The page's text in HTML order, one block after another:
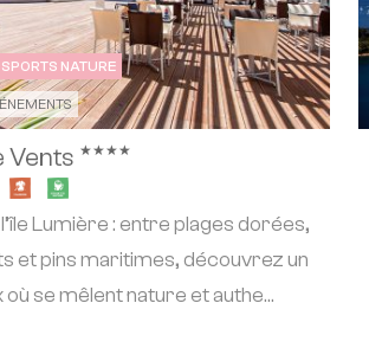
NATURE
Vents ★★★★
Lumière : entre plages dorées,
et pins maritimes, découvrez un
se mêlent nature et authe...